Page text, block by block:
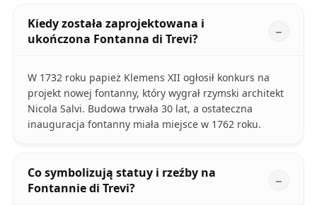
Kiedy została zaprojektowana i
ukończona Fontanna di Trevi?
W 1732 roku papież Klemens XII ogłosił konkurs na
projekt nowej fontanny, który wygrał rzymski architekt
Nicola Salvi. Budowa trwała 30 lat, a ostateczna
inauguracja fontanny miała miejsce w 1762 roku.
Co symbolizują statuy i rzeźby na
Fontannie di Trevi?